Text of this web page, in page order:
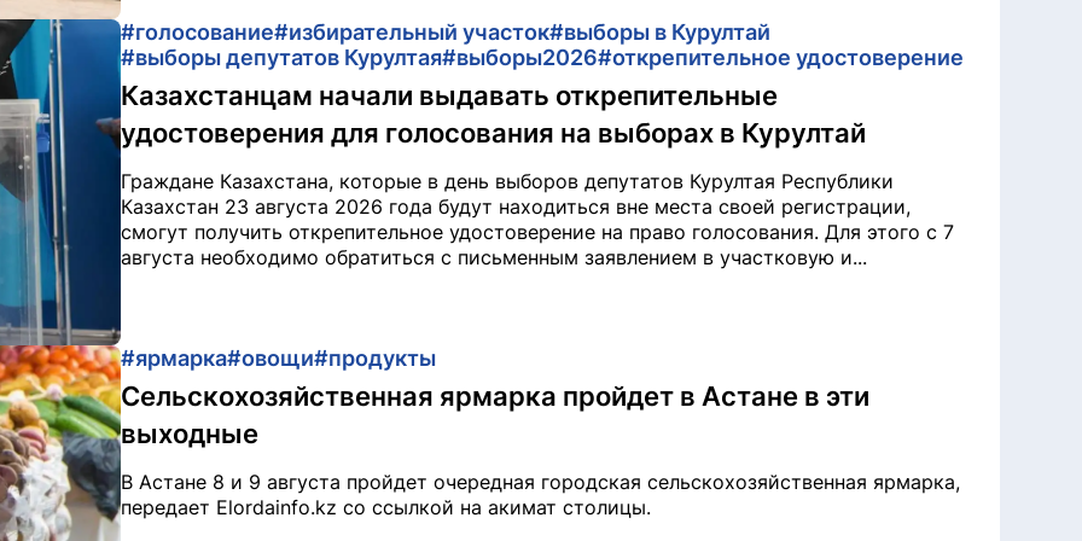
#голосование#избирательный участок#выборы в Курултай
#выборы депутатов Курултая#выборы2026#открепительное удостоверение
Казахстанцам начали выдавать открепительные
удостоверения для голосования на выборах в Курултай
Граждане Казахстана, которые в день выборов депутатов Курултая Республики
Казахстан 23 августа 2026 года будут находиться вне места своей регистрации,
смогут получить открепительное удостоверение на право голосования. Для этого с 7
августа необходимо обратиться с письменным заявлением в участковую и...
#ярмарка#овощи#продукты
Сельскохозяйственная ярмарка пройдет в Астане в эти
выходные
В Астане 8 и 9 августа пройдет очередная городская сельскохозяйственная ярмарка,
передает Elordainfo.kz со ссылкой на акимат столицы.